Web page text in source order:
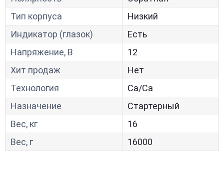
Тип корпуса
Низкий
Индикатор (глазок)
Есть
Напряжение, В
12
Хит продаж
Нет
Технология
Са/Са
Назначение
Стартерный
Вес, кг
16
Вес, г
16000